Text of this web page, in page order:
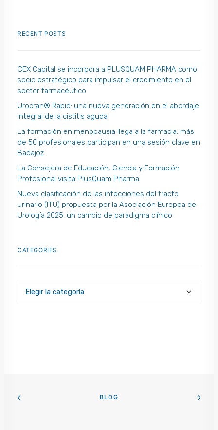
RECENT POSTS
CEX Capital se incorpora a PLUSQUAM PHARMA como
socio estratégico para impulsar el crecimiento en el
sector farmacéutico
Urocran® Rapid: una nueva generación en el abordaje
integral de la cistitis aguda
La formación en menopausia llega a la farmacia: más
de 50 profesionales participan en una sesión clave en
Badajoz
La Consejera de Educación, Ciencia y Formación
Profesional visita PlusQuam Pharma
Nueva clasificación de las infecciones del tracto
urinario (ITU) propuesta por la Asociación Europea de
Urología 2025: un cambio de paradigma clínico
CATEGORIES
Categories
BLOG